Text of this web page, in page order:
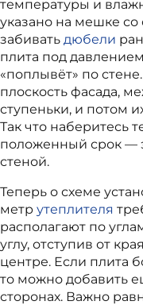
температуры и
указано на мешке со
забивать дюбели
плита под давлением
«поплывёт» по
плоскость фасада,
ступеньки, и потом
Так что наберитесь
положенный срок —
стеной.
Теперь о схеме
метр утеплителя
располагают по
углу, отступив от
центре. Если плита
то можно добавить
сторонах. Важно